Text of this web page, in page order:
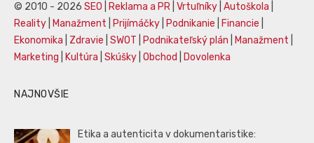
© 2010 - 2026 SEO Reklama a PR Vrtuľníky Autoškola
Reality
Manažment Prijímáčky Podnikanie Financie
Ekonomika
Zdravie SWOT Podnikateľský plán Manažment
Marketing
Kultúra Skúšky Obchod Dovolenka
NAJNOVŠIE
Etika a autenticita v dokumentaristike: